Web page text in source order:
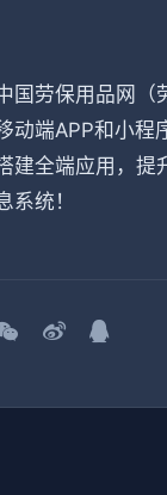
国劳保用品网（
动端APP和小程
建全端应用，提
系统！